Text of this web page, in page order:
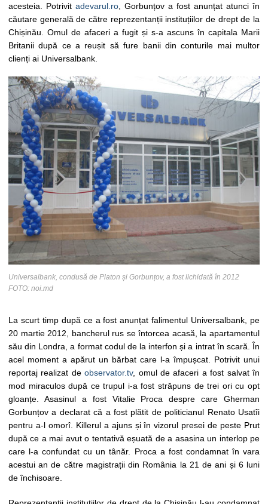
acesteia. Potrivit adevarul.ro , Gorbunțov a fost anunțat atunci în
căutare generală de către reprezentanții instituțiilor de drept de la
Chișinău. Omul de afaceri a fugit și s-a ascuns în capitala Marii
Britanii după ce a reușit să fure banii din conturile mai multor
clienți ai Universalbank.
Universalbank, condusă de Platon și Gorbunțov, a fost lichidată în 2012
FOTO: noi.md
La scurt timp după ce a fost anunțat falimentul Universalbank, pe
20 martie 2012, bancherul rus se întorcea acasă, la apartamentul
său din Londra, a format codul de la interfon și a intrat în scară. În
acel moment a apărut un bărbat care l-a împușcat. Potrivit unui
reportaj realizat deobservator.tv, omul de afaceri a fost salvat în
mod miraculos după ce trupul i-a fost străpuns de trei ori cu opt
gloanțe. Asasinul a fost Vitalie Proca despre care Gherman
Gorbunțov a declarat că a fost plătit de politicianul Renato Usatîi
pentru a-l omorî. Killerul a ajuns și în vizorul presei de peste Prut
după ce a mai avut o tentativă eșuată de a asasina un interlop pe
care l-a confundat cu un tânăr. Proca a fost condamnat în vara
acestui an de către magistrații din România la 21 de ani și 6 luni
de închisoare.